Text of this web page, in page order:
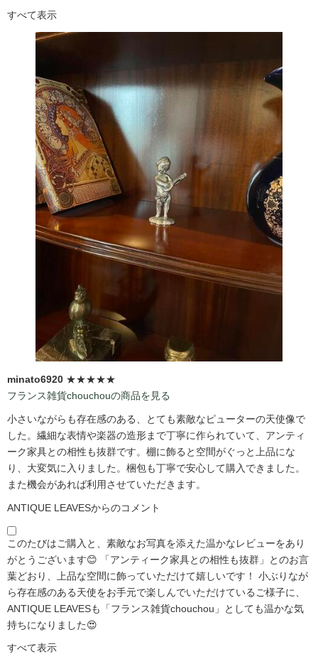
すべて表示
minato6920 ★★★★★
フランス雑貨chouchouの商品を見る
小さいながらも存在感のある、とても素敵なピューターの天使像で
した。繊細な表情や楽器の造形まで丁寧に作られていて、アンティ
ーク家具との相性も抜群です。棚に飾ると空間がぐっと上品にな
り、大変気に入りました。梱包も丁寧で安心して購入できました。
また機会があれば利用させていただきます。
ANTIQUE LEAVESからのコメント
このたびはご購入と、素敵なお写真を添えた温かなレビューをあり
がとうございます😊 「アンティーク家具との相性も抜群」とのお言
葉どおり、上品な空間に飾っていただけて嬉しいです！ 小ぶりなが
ら存在感のある天使をお手元で楽しんでいただけているご様子に、
ANTIQUE LEAVESも「フランス雑貨chouchou」としても温かな気
持ちになりました😍
すべて表示